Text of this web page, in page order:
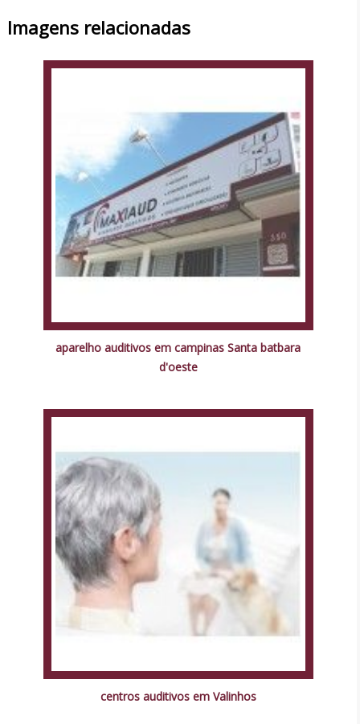
Imagens relacionadas
aparelho auditivos em campinas Santa batbara
d'oeste
centros auditivos em Valinhos